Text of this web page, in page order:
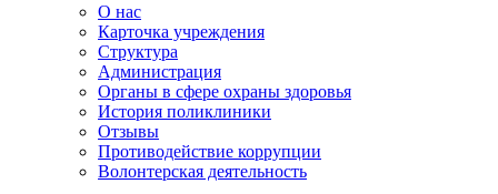
О нас
Карточка учреждения
Структура
Администрация
Органы в сфере охраны здоровья
История поликлиники
Отзывы
Противодействие коррупции
Волонтерская деятельность